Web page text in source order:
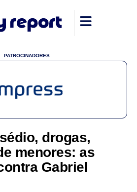
PATROCINADORES
drogas,
menores: as
Gabriel